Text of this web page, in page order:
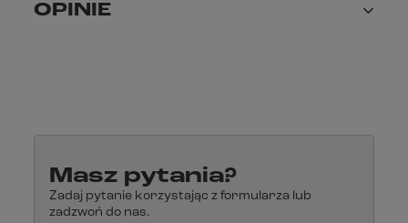
OPINIE
Masz pytania?
Zadaj pytanie korzystając z formularza lub
zadzwoń do nas.